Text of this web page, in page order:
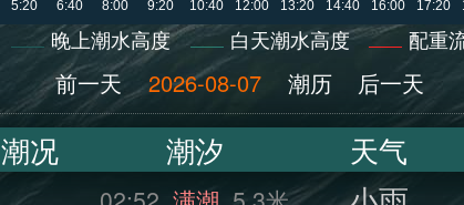
晚上潮水高度 白天潮水高度 配重
前一天 2026-08-07 潮历 后一天
潮况 潮汐 天气